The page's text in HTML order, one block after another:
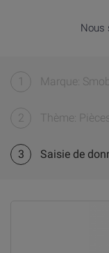
Nous
1 Marque:
2 Thème:
3 Saisie de